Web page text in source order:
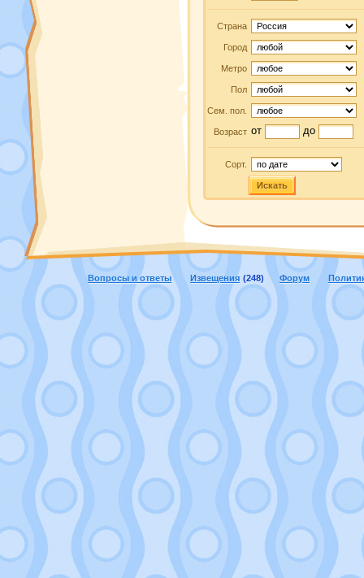
Страна
Город
Метро
Пол
Сем. пол.
Возраст от до
Сорт.
Искать
Вопросы и ответы Извещения (248) Форум